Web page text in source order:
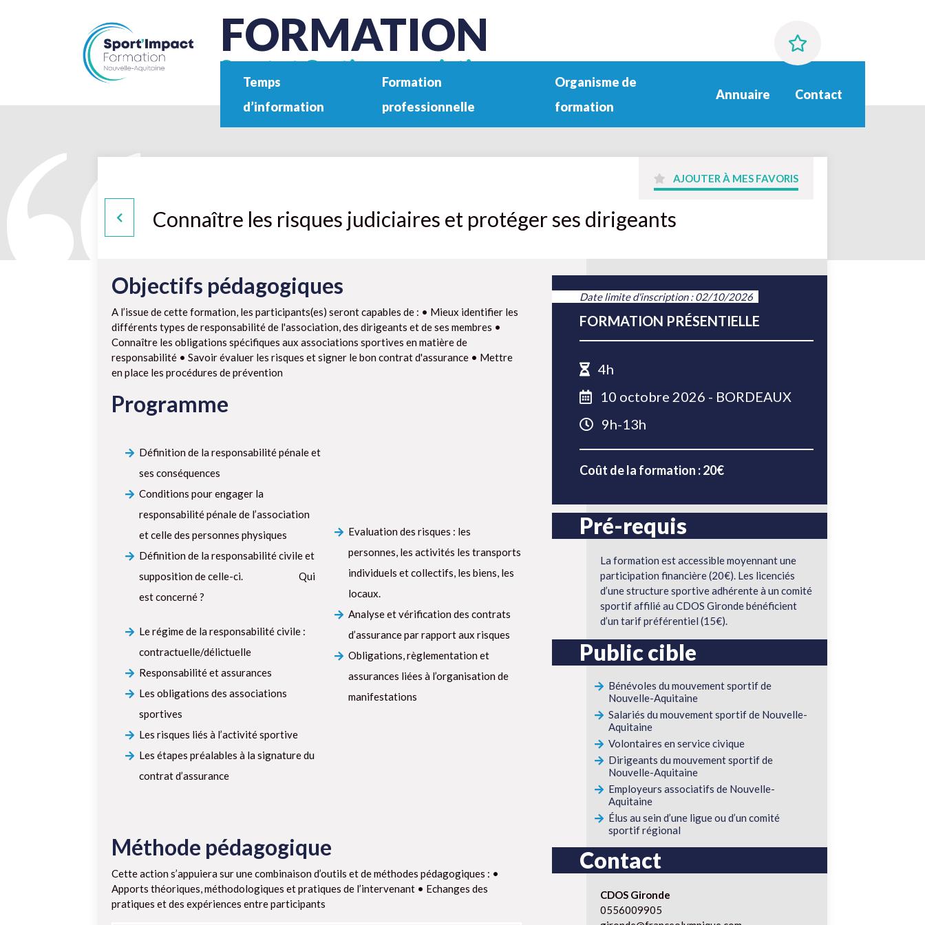
FORMATION
Sport et Gestion associative
Temps
d’information
Formation
professionnelle
Organisme de
formation
Annuaire Contact
AJOUTER À MES FAVORIS
Connaître les risques judiciaires et protéger ses dirigeants
Objectifs pédagogiques
A l’issue de cette formation, les participants(es) seront capables de : • Mieux identifier les
différents types de responsabilité de l'association, des dirigeants et de ses membres •
Connaître les obligations spécifiques aux associations sportives en matière de
responsabilité • Savoir évaluer les risques et signer le bon contrat d'assurance • Mettre
en place les procédures de prévention
Programme
Définition de la responsabilité pénale et
ses conséquences
Conditions pour engager la
responsabilité pénale de l’association
et celle des personnes physiques
Définition de la responsabilité civile et
supposition de celle-ci. Qui
est concerné ?
Le régime de la responsabilité civile :
contractuelle/délictuelle
Responsabilité et assurances
Les obligations des associations
sportives
Les risques liés à l’activité sportive
Les étapes préalables à la signature du
contrat d’assurance
Evaluation des risques : les
personnes, les activités les transports
individuels et collectifs, les biens, les
locaux.
Analyse et vérification des contrats
d’assurance par rapport aux risques
Obligations, règlementation et
assurances liées à l’organisation de
manifestations
Méthode pédagogique
Cette action s’appuiera sur une combinaison d’outils et de méthodes pédagogiques : •
Apports théoriques, méthodologiques et pratiques de l’intervenant • Echanges des
pratiques et des expériences entre participants
Date limite d'inscription : 02/10/2026
FORMATION PRÉSENTIELLE
4h
10 octobre 2026 - BORDEAUX
9h-13h
Coût de la formation : 20€
Pré-requis
La formation est accessible moyennant une
participation financière (20€). Les licenciés
d’une structure sportive adhérente à un comité
sportif affilié au CDOS Gironde bénéficient
d’un tarif préférentiel (15€).
Public cible
Bénévoles du mouvement sportif de
Nouvelle-Aquitaine
Salariés du mouvement sportif de Nouvelle-
Aquitaine
Volontaires en service civique
Dirigeants du mouvement sportif de
Nouvelle-Aquitaine
Employeurs associatifs de Nouvelle-
Aquitaine
Élus au sein d’une ligue ou d’un comité
sportif régional
Contact
CDOS Gironde
0556009905